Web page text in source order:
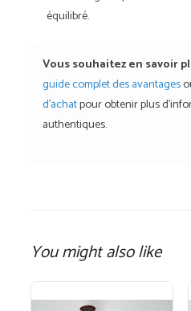
équilibré.
Vous souhaitez en savoir
guide complet des avantages
d'achatpour obtenir plus
authentiques.
You might also like